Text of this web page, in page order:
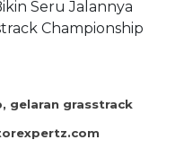
gelaran grasstrack